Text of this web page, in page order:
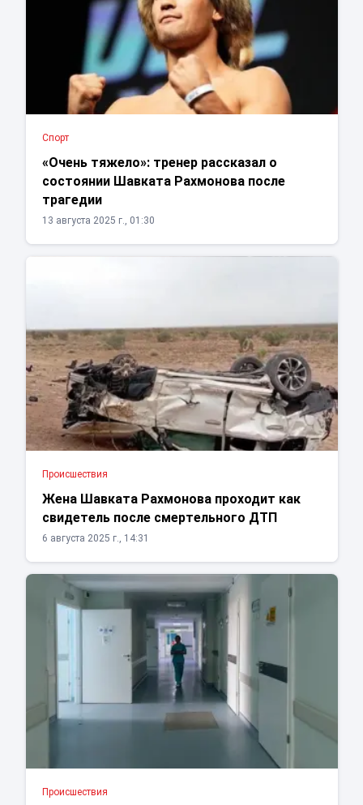
Спорт
«Очень тяжело»: тренер рассказал о
состоянии Шавката Рахмонова после
трагедии
13 августа 2025 г., 01:30
Проиcшествия
Жена Шавката Рахмонова проходит как
свидетель после смертельного ДТП
6 августа 2025 г., 14:31
Проиcшествия